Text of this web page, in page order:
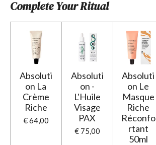
Complete Your Ritual
Absoluti
on La
Crème
Riche
€ 64,00
Absoluti
on -
L'Huile
Visage
PAX
€ 75,00
Absoluti
on Le
Masque
Riche
Réconfo
rtant
50ml